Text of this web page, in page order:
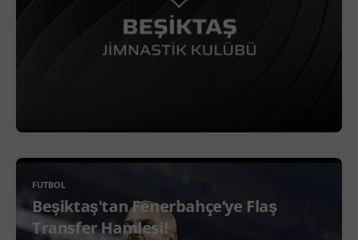
FUTBOL
Beşiktaş'tan Fenerbahçe’ye Flaş
Transfer Hamlesi!